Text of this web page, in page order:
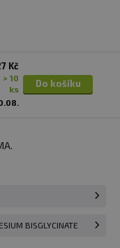
Kč
ks
Do košíku
BISGLYCINATE